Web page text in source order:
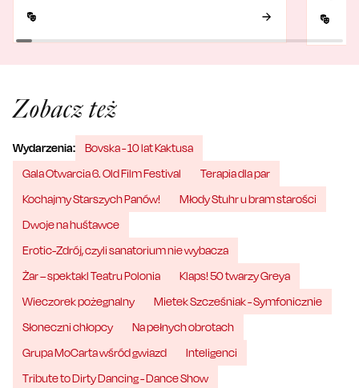
Zobacz też
Wydarzenia:
Bovska - 10 lat Kaktusa
Gala Otwarcia 6. Old Film Festival
Terapia dla par
Kochajmy Starszych Panów!
Młody Stuhr u bram starości
Dwoje na huśtawce
Erotic-Zdrój, czyli sanatorium nie wybacza
Żar – spektakl Teatru Polonia
Klaps! 50 twarzy Greya
Wieczorek pożegnalny
Mietek Szcześniak - Symfonicznie
Słoneczni chłopcy
Na pełnych obrotach
Grupa MoCarta wśród gwiazd
Inteligenci
Tribute to Dirty Dancing - Dance Show